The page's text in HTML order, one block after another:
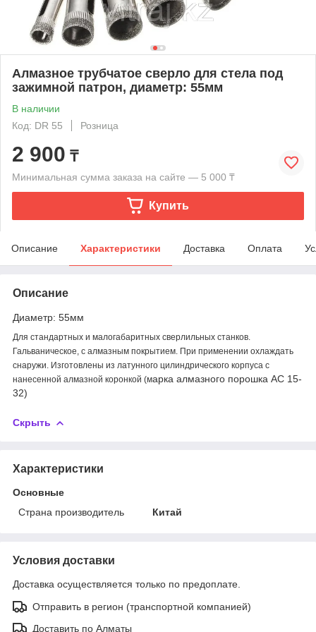
Алмазное трубчатое сверло для стела под
зажимной патрон, диаметр: 55мм
В наличии
Код: DR 55
Розница
2 900 ₸
Минимальная сумма заказа на сайте — 5 000 ₸
Купить
Описание Характеристики Доставка Оплата
Описание
Диаметр: 55мм
Для стандартных и малогабаритных сверлильных станков.
Гальваническое, с алмазным покрытием. При применении охлаждать
снаружи. Изготовлены из латунного цилиндрического корпуса с
нанесенной алмазной коронкой (марка алмазного порошка АС 15-
32)
Скрыть
Характеристики
Основные
Страна производитель
Китай
Условия доставки
Доставка осуществляется только по предоплате.
Отправить в регион (транспортной компанией)
Доставить по Алматы